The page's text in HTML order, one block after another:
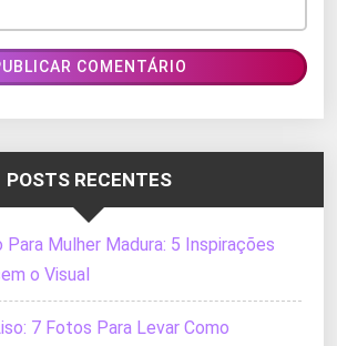
POSTS RECENTES
Mulher Madura: 5 Inspirações
o Visual
7 Fotos Para Levar Como